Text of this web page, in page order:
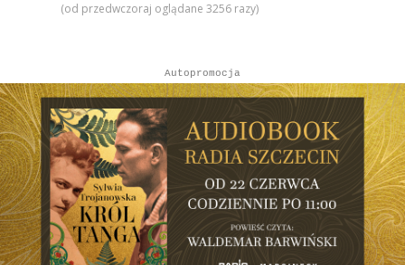
(od przedwczoraj oglądane 3256 razy)
Autopromocja